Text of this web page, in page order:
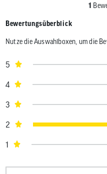
1
Bewertungsüberblick
Nutze die Auswahlboxen, um die
5
4
3
2
1